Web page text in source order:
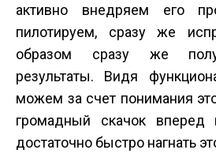
активно внедряем его
пилотируем, сразу же
образом сразу же
результаты. Видя
можем за счет понимания
громадный скачок вперед
достаточно быстро нагнать